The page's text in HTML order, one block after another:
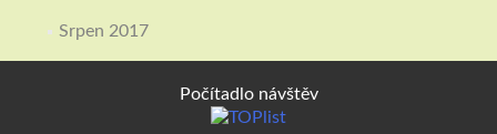
Srpen 2017
Počítadlo návštěv